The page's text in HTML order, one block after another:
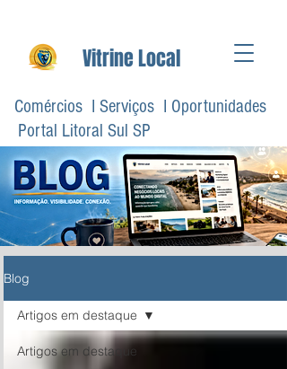
Vitrine Local
Comércios I Serviços I Oportunidades
Portal Litoral Sul SP
Blog
Artigos em destaque
Artigos em destaque